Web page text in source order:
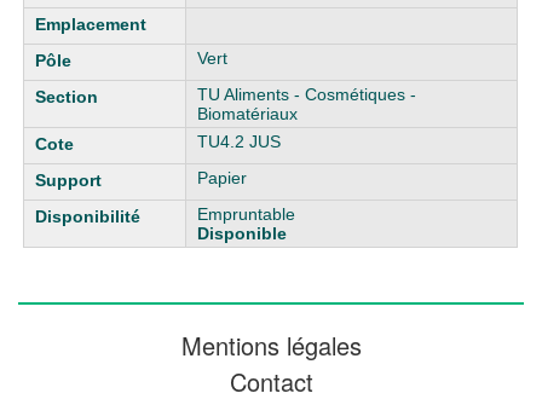
Vert
TU Aliments - Cosmétiques -
Biomatériaux
TU4.2 JUS
Papier
Empruntable
Disponible
Mentions légales
Contact